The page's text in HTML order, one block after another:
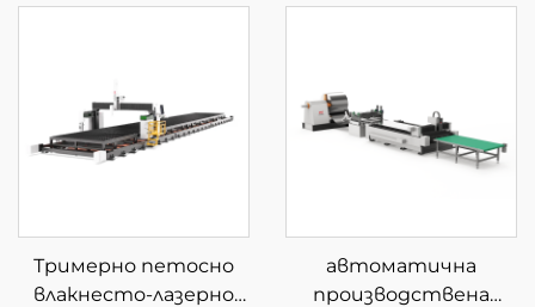
платформа за фибер
лазерна машина за
Тримерно петосно
влакнесто-лазерно
автоматична
производствена